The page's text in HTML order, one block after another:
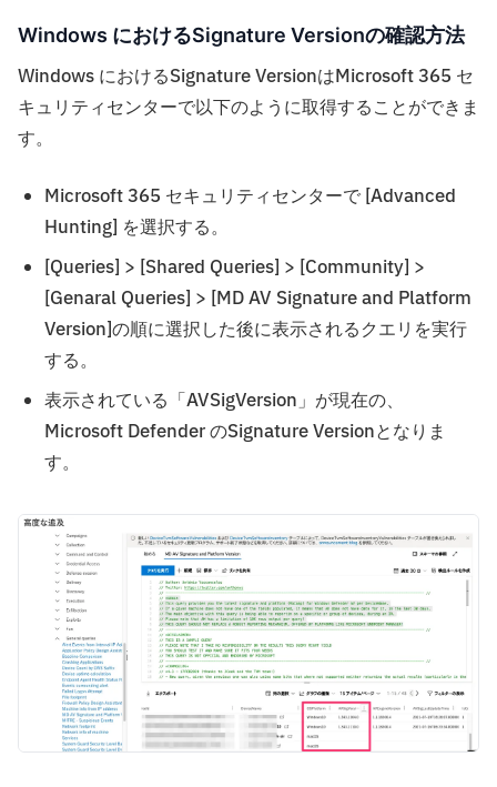
Windows におけるSignature Versionの確認方法
Windows におけるSignature VersionはMicrosoft 365 セ
キュリティセンターで以下のように取得することができま
す。
Microsoft 365 セキュリティセンターで [Advanced
Hunting] を選択する。
[Queries] > [Shared Queries] > [Community] >
[Genaral Queries] > [MD AV Signature and Platform
Version]の順に選択した後に表示されるクエリを実行
する。
表示されている「AVSigVersion」が現在の、
Microsoft Defender のSignature Versionとなりま
す。